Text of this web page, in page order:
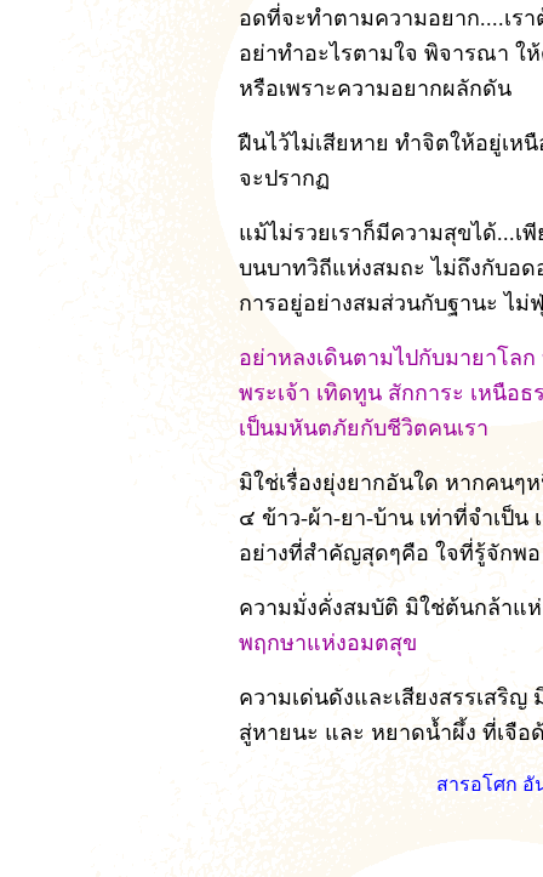
อดที่จะทำตามความอยาก....เร
อย่าทำอะไรตามใจ พิจารณา ใ
หรือเพราะความอยากผลักดัน
ฝืนไว้ไม่เสียหาย ทำจิตให้อยู่เห
จะปรากฏ
แม้ไม่รวยเราก็มีความสุขได้...เ
บนบาทวิถีแห่งสมถะ ไม่ถึงกับอ
การอยู่อย่างสมส่วนกับฐานะ ไม่
อย่าหลงเดินตามไปกับมายาโล
พระเจ้า เทิดทูน สักการะ เหนือ
เป็นมหันตภัยกับชีวิตคนเรา
มิใช่เรื่องยุ่งยากอันใด หากคนๆ
๔ ข้าว-ผ้า-ยา-บ้าน เท่าที่จำเป็น
อย่างที่สำคัญสุดๆคือ ใจที่รู้จักพอ
ความมั่งคั่งสมบัติ มิใช่ต้นกล้าแ
พฤกษาแห่งอมตสุข
ความเด่นดังและเสียงสรรเสริ
สู่หายนะ และ หยาดน้ำผึ้ง ที่เจือ
สารอโศก